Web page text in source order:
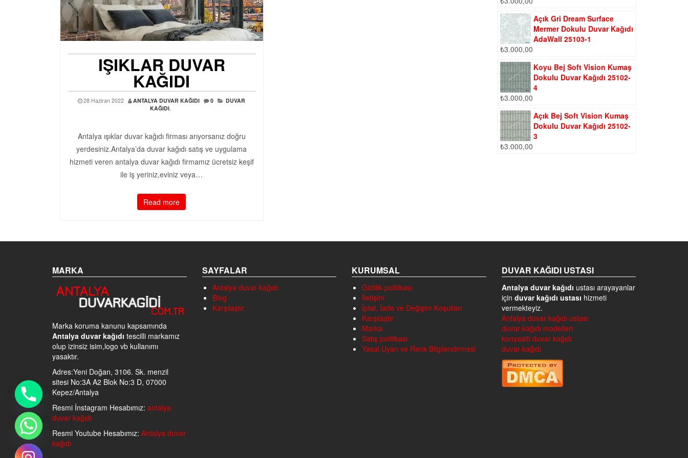
IŞIKLAR DUVAR
KAĞIDI
28 Haziran 2022 ANTALYA DUVAR KAĞIDI 0
DUVAR
KAĞIDI,
Antalya ışıklar duvar kağıdı firması arıyorsanız doğru
yerdesiniz.Antalya’da duvar kağıdı satış ve uygulama
hizmeti veren antalya duvar kağıdı firmamız ücretsiz keşif
ile iş yeriniz,eviniz veya…
Read more
Açık Gri Dream Surface
Mermer Dokulu Duvar Kağıdı
AdaWall 25103-1
₺3.000,00
Koyu Bej Soft Vision Kumaş
Dokulu Duvar Kağıdı 25102-
4
₺3.000,00
Açık Bej Soft Vision Kumaş
Dokulu Duvar Kağıdı 25102-
3
₺3.000,00
MARKA
Marka koruma kanunu kapsamında
Antalya duvar kağıdı tescilli markamız
olup izinsiz isim,logo vb kullanımı
yasaktır.
Adres:Yeni Doğan, 3106. Sk. menzil
sitesi No:3A A2 Blok No:3 D, 07000
Kepez/Antalya
Resmi İnstagram Hesabımız: antalya
duvar kağıdı
Resmi Youtube Hesabımız: Antalya duvar
kağıdı
SAYFALAR
Antalya duvar kağıdı
Blog
Karşılaştır
KURUMSAL
Gizlilik politikası
İletişim
İptal, İade ve Değişim Koşulları
Karşılaştır
Marka
Satış politikası
Yasal Uyarı ve Renk Bilgilendirmesi
DUVAR KAĞIDI USTASI
Antalya duvar kağıdı ustası arayayanlar
için duvar kağıdı ustası hizmeti
vermekteyiz.
Antalya duvar kağıdı ustası
duvar kağıdı modelleri
konyaaltı duvar kağıdı
duvar kağıdı